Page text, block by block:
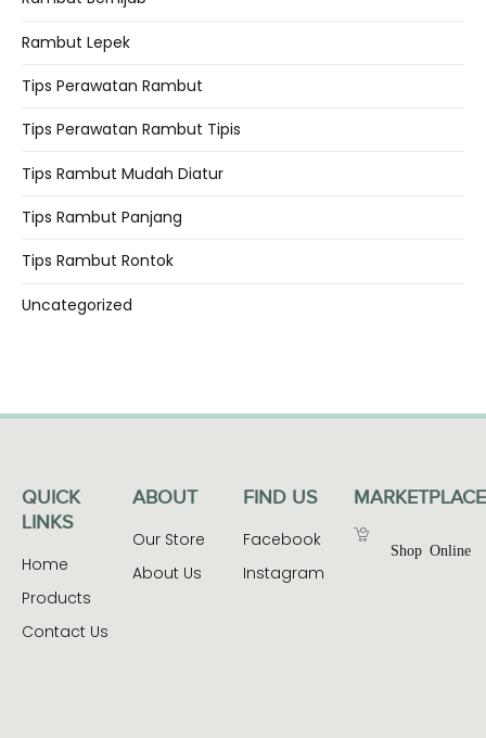
Rambut Lepek
Tips Perawatan Rambut
Tips Perawatan Rambut Tipis
Tips Rambut Mudah Diatur
Tips Rambut Panjang
Tips Rambut Rontok
Uncategorized
QUICK
LINKS
Home
Products
Contact Us
ABOUT
Our Store
About Us
FIND US
Facebook
Instagram
MARKETPLACE
Shop Online